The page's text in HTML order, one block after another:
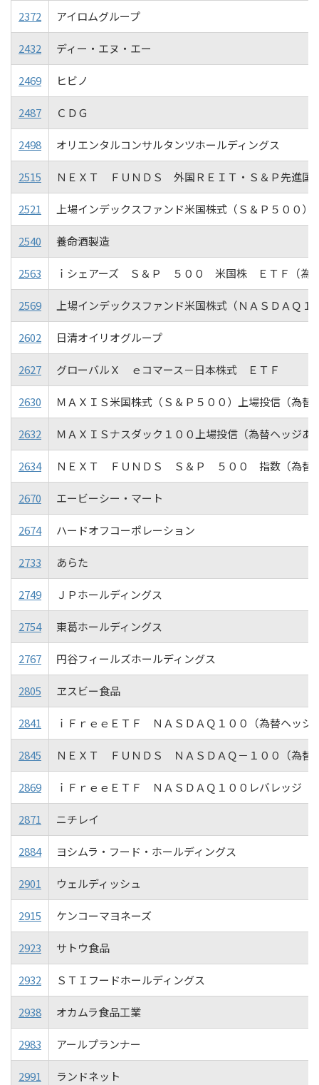
2372 アイロムグループ
2432 ディー・エヌ・エー
2469 ヒビノ
2487 ＣＤＧ
2498 オリエンタルコンサルタンツホールディングス
2515 ＮＥＸＴ ＦＵＮＤＳ 外国ＲＥＩＴ・Ｓ＆Ｐ先進国
2521 上場インデックスファンド米国株式（Ｓ＆Ｐ５００）
2540 養命酒製造
2563 ｉシェアーズ Ｓ＆Ｐ ５００ 米国株 ＥＴＦ（為
2569 上場インデックスファンド米国株式（ＮＡＳＤＡＱ１
2602 日清オイリオグループ
2627 グローバルＸ ｅコマース－日本株式 ＥＴＦ
2630 ＭＡＸＩＳ米国株式（Ｓ＆Ｐ５００）上場投信（為替
2632 ＭＡＸＩＳナスダック１００上場投信（為替ヘッジあ
2634 ＮＥＸＴ ＦＵＮＤＳ Ｓ＆Ｐ ５００ 指数（為替ヘ
2670 エービーシー・マート
2674 ハードオフコーポレーション
2733 あらた
2749 ＪＰホールディングス
2754 東葛ホールディングス
2767 円谷フィールズホールディングス
2805 ヱスビー食品
2841 ｉＦｒｅｅＥＴＦ ＮＡＳＤＡＱ１００（為替ヘッジ
2845 ＮＥＸＴ ＦＵＮＤＳ ＮＡＳＤＡＱ－１００（為替
2869 ｉＦｒｅｅＥＴＦ ＮＡＳＤＡＱ１００レバレッジ
2871 ニチレイ
2884 ヨシムラ・フード・ホールディングス
2901 ウェルディッシュ
2915 ケンコーマヨネーズ
2923 サトウ食品
2932 ＳＴＩフードホールディングス
2938 オカムラ食品工業
2983 アールプランナー
2991 ランドネット